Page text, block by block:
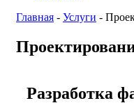
Главная - Услуги -
Разработка